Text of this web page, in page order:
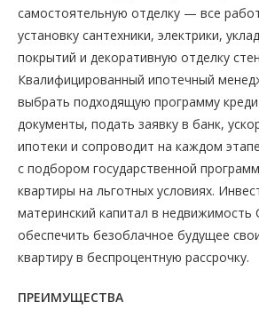
самостоятельную отделку — все
установку сантехники, электрики,
покрытий и декоративную отделку
Квалифицированный ипотечный
выбрать подходящую программу
документы, подать заявку в банк,
ипотеки и сопроводит на каждом
с подбором государственной
квартиры на льготных условиях.
материнский капитал в недвижимость
обеспечить безоблачное будущее
квартиру в беспроцентную рассрочку.
ПРЕИМУЩЕСТВА